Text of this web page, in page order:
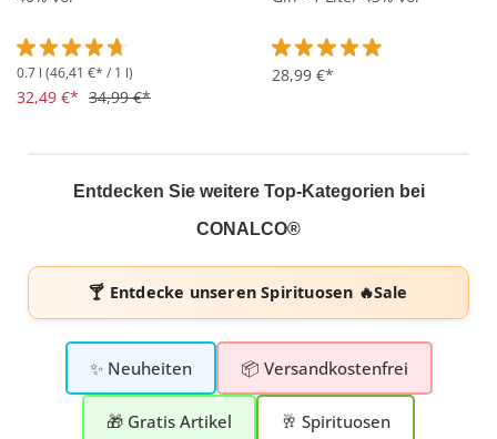
Durchschnittliche Bewertung von 4.7 von 5 Sternen
0.7 l (46,41 €* / 1 l)
32,49 €* 34,99 €*
Durchschnittliche
28,99 €*
Entdecken Sie weitere Top-Kategorien bei
CONALCO®
🍸 Entdecke unserenSpirituosen 🔥Sale
✨ Neuheiten 📦 Versandkostenfrei
🎁 Gratis Artikel 🥂 Spirituosen